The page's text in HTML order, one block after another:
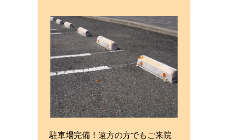
駐車場完備！遠方の方でもご来院